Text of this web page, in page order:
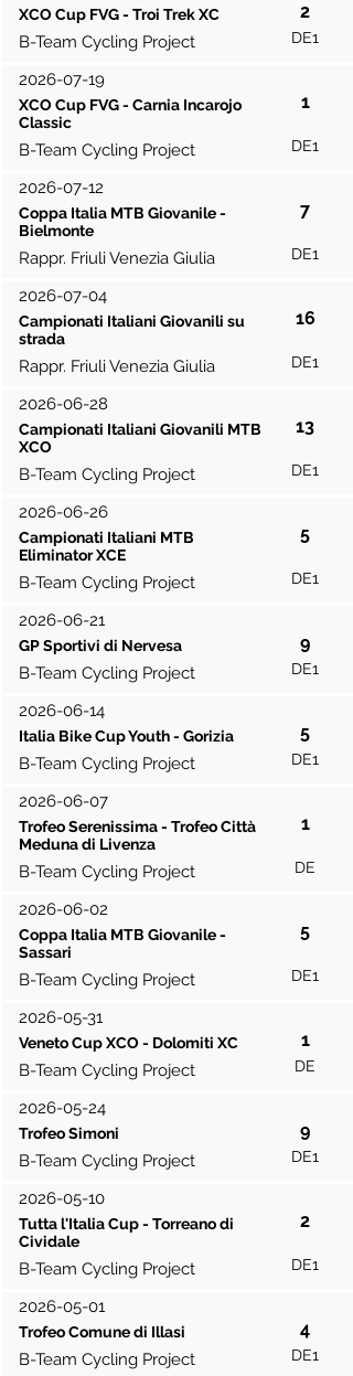
XCO Cup FVG - Troi Trek XC 2
B-Team Cycling Project DE1
2026-07-19
XCO Cup FVG - Carnia Incarojo
Classic
1
B-Team Cycling Project DE1
2026-07-12
Coppa Italia MTB Giovanile -
Bielmonte
7
Rappr. Friuli Venezia Giulia DE1
2026-07-04
Campionati Italiani Giovanili su
strada
16
Rappr. Friuli Venezia Giulia DE1
2026-06-28
Campionati Italiani Giovanili MTB
XCO
13
B-Team Cycling Project DE1
2026-06-26
Campionati Italiani MTB
Eliminator XCE
5
B-Team Cycling Project DE1
2026-06-21
GP Sportivi di Nervesa 9
B-Team Cycling Project DE1
2026-06-14
Italia Bike Cup Youth - Gorizia 5
B-Team Cycling Project DE1
2026-06-07
Trofeo Serenissima - Trofeo Città
Meduna di Livenza
1
B-Team Cycling Project DE
2026-06-02
Coppa Italia MTB Giovanile -
Sassari
5
B-Team Cycling Project DE1
2026-05-31
Veneto Cup XCO - Dolomiti XC 1
B-Team Cycling Project DE
2026-05-24
Trofeo Simoni 9
B-Team Cycling Project DE1
2026-05-10
Tutta l'Italia Cup - Torreano di
Cividale
2
B-Team Cycling Project DE1
2026-05-01
Trofeo Comune di Illasi 4
B-Team Cycling Project DE1